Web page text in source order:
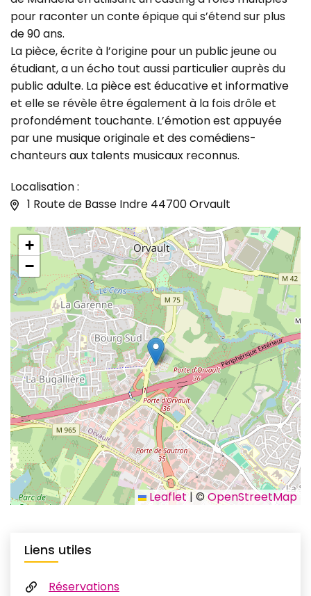
pour raconter un conte épique qui s’étend sur plus
de 90 ans.
La pièce, écrite à l’origine pour un public jeune ou
étudiant, a un écho tout aussi particulier auprès du
public adulte. La pièce est éducative et informative
et elle se révèle être également à la fois drôle et
profondément touchante. L’émotion est appuyée
par une musique originale et des comédiens-
chanteurs aux talents musicaux reconnus.
Localisation :
1 Route de Basse Indre 44700 Orvault
+
−
Leaflet |©OpenStreetMap
Liens utiles
Réservations